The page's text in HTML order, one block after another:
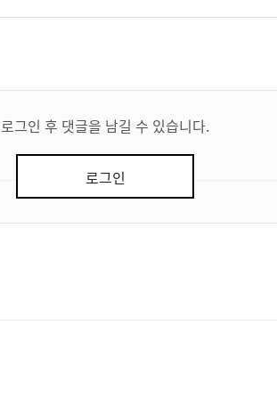
로그인 후 댓글을 남길 수 있습니다.
로그인